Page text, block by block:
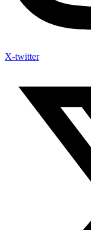
X-twitter